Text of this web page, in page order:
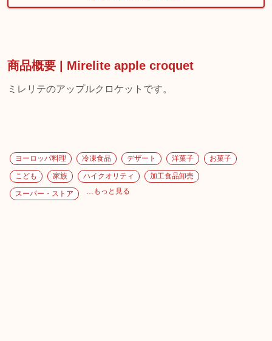
商品概要 | Mirelite apple croquet
ミレリテのアップルクロケットです。
ヨーロッパ料理 冷凍食品 デザート 洋菓子 お菓子
こども 家族 ハイクオリティ 加工食品卸売
スーパー・ストア …もっと見る